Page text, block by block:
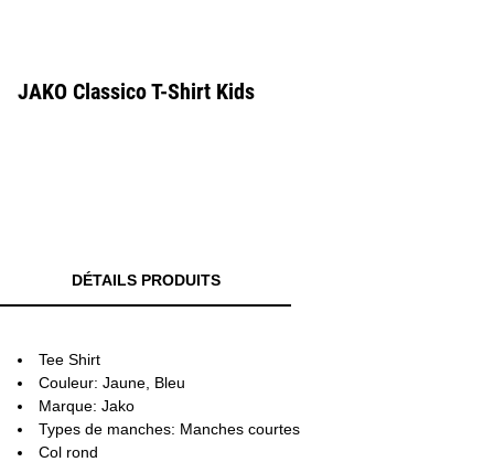
JAKO Classico T-Shirt Kids
DÉTAILS PRODUITS
Tee Shirt
Couleur: Jaune, Bleu
Marque: Jako
Types de manches: Manches courtes
Col rond